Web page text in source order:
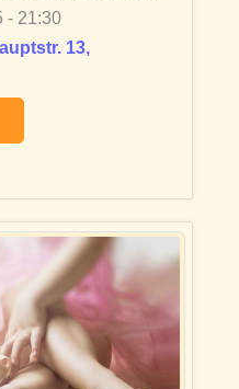
- 21:30
13,